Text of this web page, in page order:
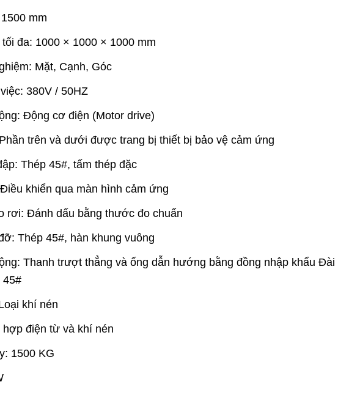
mm
đa: 1000 × 1000 × 1000 mm
Mặt, Cạnh, Góc
380V / 50HZ
Động cơ điện (Motor drive)
trên và dưới được trang bị thiết bị bảo vệ cảm ứng
Thép 45#, tấm thép đặc
khiển qua màn hình cảm ứng
rơi: Đánh dấu bằng thước đo chuẩn
Thép 45#, hàn khung vuông
Thanh trượt thẳng và ống dẫn hướng bằng đồng nhập khẩu Đài
45#
khí nén
điện từ và khí nén
1500 KG